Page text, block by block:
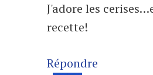
J'adore les
recette!
Répondre